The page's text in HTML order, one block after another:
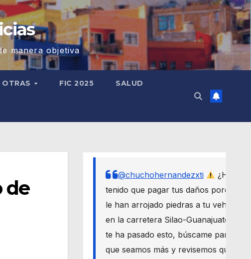
manera objetiva
OTRAS FIC 2025 SALUD
de
@chuchohernandezxti
¿Has
tenido que pagar tus daños porque
le han arrojado piedras a tu vehículo
en la carretera Silao-Guanajuato? Si
te ha pasado esto, búscame para
que seamos más y revisemos qué